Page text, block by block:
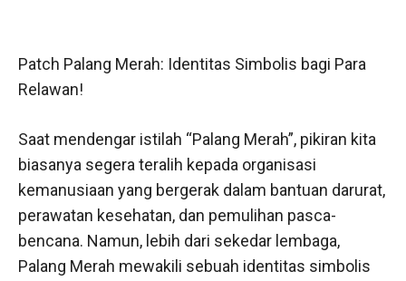
Patch Palang Merah: Identitas Simbolis bagi Para
Relawan!
Saat mendengar istilah “Palang Merah”, pikiran kita
biasanya segera teralih kepada organisasi
kemanusiaan yang bergerak dalam bantuan darurat,
perawatan kesehatan, dan pemulihan pasca-
bencana. Namun, lebih dari sekedar lembaga,
Palang Merah mewakili sebuah identitas simbolis